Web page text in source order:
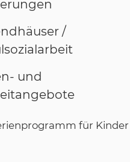
/
und
für Kinder